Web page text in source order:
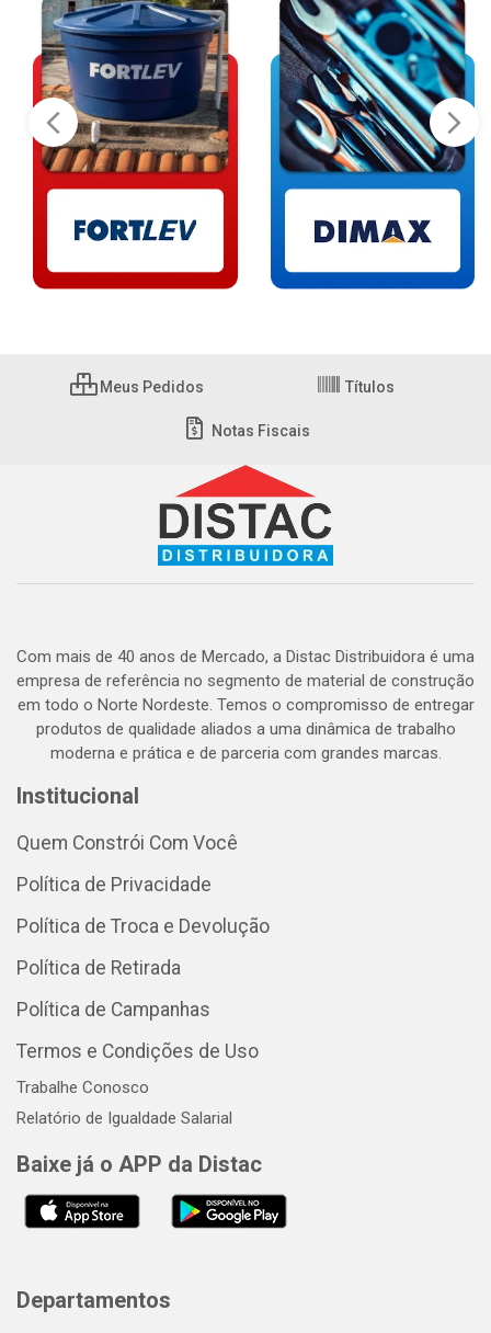
Meus Pedidos Títulos
Notas Fiscais
Com mais de 40 anos de Mercado, a Distac Distribuidora é uma
empresa de referência no segmento de material de construção
em todo o Norte Nordeste. Temos o compromisso de entregar
produtos de qualidade aliados a uma dinâmica de trabalho
moderna e prática e de parceria com grandes marcas.
Institucional
Quem Constrói Com Você
Política de Privacidade
Política de Troca e Devolução
Política de Retirada
Política de Campanhas
Termos e Condições de Uso
Trabalhe Conosco
Relatório de Igualdade Salarial
Baixe já o APP da Distac
Departamentos